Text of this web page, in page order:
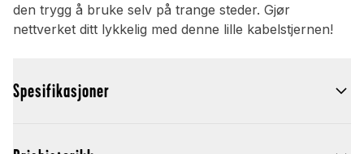
den trygg å bruke selv på trange steder. Gjør
nettverket ditt lykkelig med denne lille kabelstjernen!
Spesifikasjoner